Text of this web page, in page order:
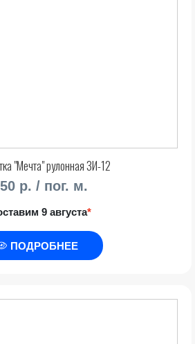
"Мечта" рулонная ЗИ-12
р. / пог. м.
9 августа*
ПОДРОБНЕЕ